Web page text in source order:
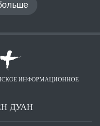
ИНФОРМАЦИОННОЕ
ДУАН